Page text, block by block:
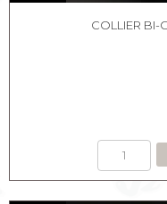
COLLIER BI-
de